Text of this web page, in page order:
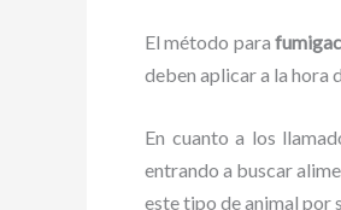
El método para
deben aplicar a la hora
En cuanto a los
entrando a buscar
este tipo de animal por